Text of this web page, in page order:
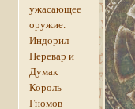
ужасающее
оружие.
Индорил
Неревар и
Думак
Король
Гномов